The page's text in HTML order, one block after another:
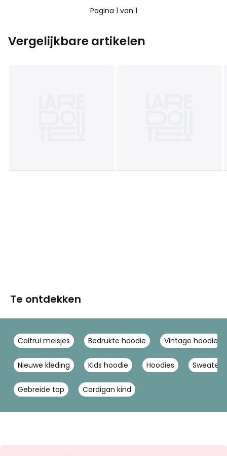
Pagina 1 van 1
Vergelijkbare artikelen
Te ontdekken
Coltrui meisjes Bedrukte hoodie Vintage hoodie
Nieuwe kleding Kids hoodie Hoodies Sweater
Gebreide top Cardigan kind